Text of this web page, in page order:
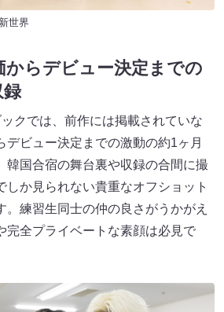
世界
らデビュー決定までの
録
クでは、前作には掲載されていな
デビュー決定までの激動の約1ヶ月
韓国合宿の舞台裏や収録の合間に撮
しか見られない貴重なオフショット
。練習生同士の仲の良さがうかがえ
完全プライベートな素顔は必見で